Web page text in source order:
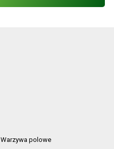
Warzywa polowe